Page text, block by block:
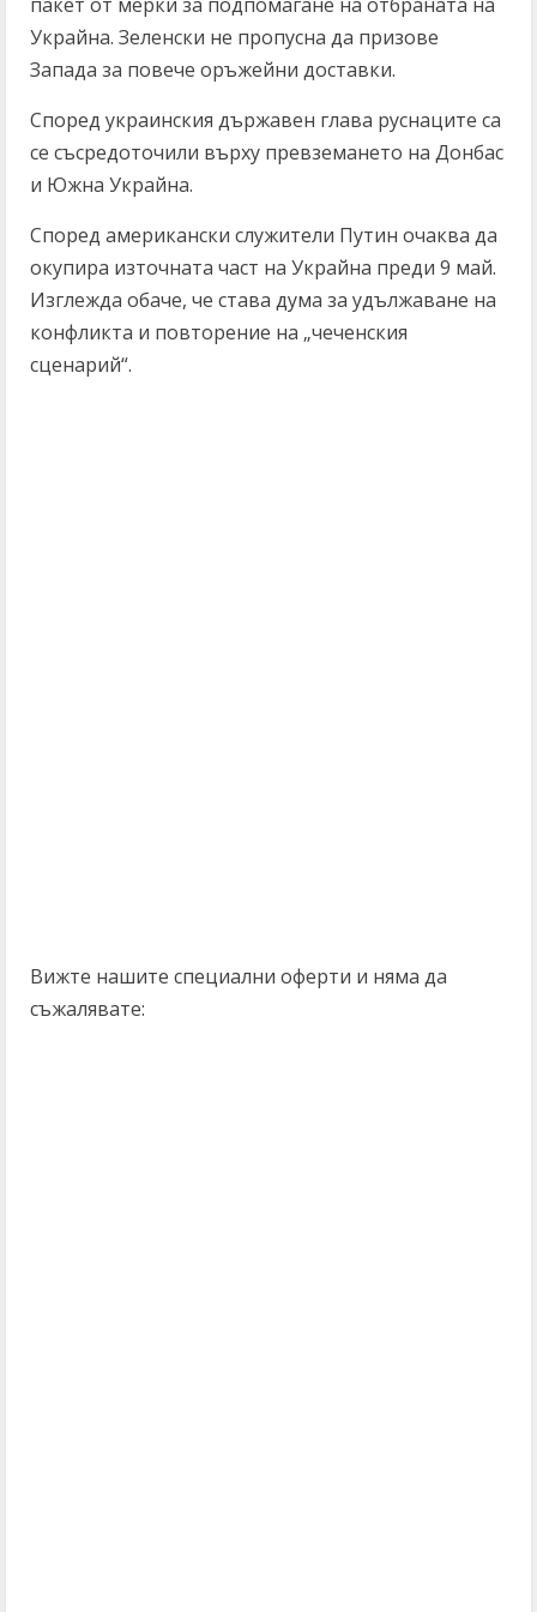
Украйна. Зеленски не пропусна да призове
Запада за повече оръжейни доставки.
Според украинския държавен глава руснаците са
се съсредоточили върху превземането на Донбас
и Южна Украйна.
Според американски служители Путин очаква да
окупира източната част на Украйна преди 9 май.
Изглежда обаче, че става дума за удължаване на
конфликта и повторение на „чеченския
сценарий“.
Вижте нашите специални оферти и няма да
съжалявате: